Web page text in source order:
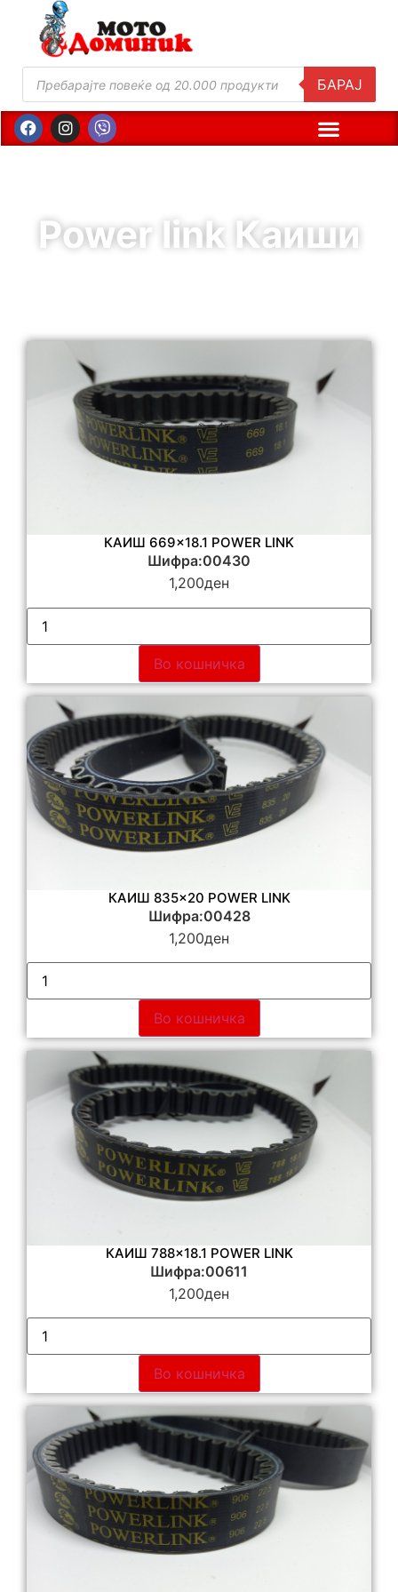
БАРАЈ
Power link Каиши
КАИШ 669×18.1 POWER LINK
Шифра:00430
1,200ден
Во кошничка
КАИШ 835×20 POWER LINK
Шифра:00428
1,200ден
Во кошничка
КАИШ 788×18.1 POWER LINK
Шифра:00611
1,200ден
Во кошничка